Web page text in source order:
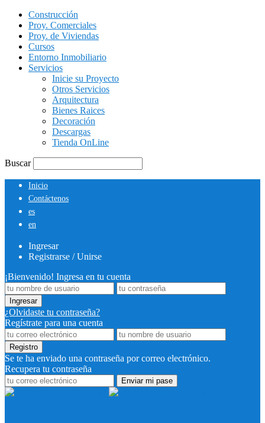
Construcción
Proy. Comerciales
Proy. de Viviendas
Cursos
Entorno Inmobiliario
Servicios
Inicie su Proyecto
Otros Servicios
Arquitectura
Bienes Raices
Decoración
Descargas
Tienda OnLine
Buscar
Inicio
Contáctenos
es
en
Ingresar
Registrarse / Unirse
¡Bienvenido! Ingresa en tu cuenta
¿Olvidaste tu contraseña?
Regístrate para una cuenta
Se te ha enviado una contraseña por correo electrónico.
Recupera tu contraseña